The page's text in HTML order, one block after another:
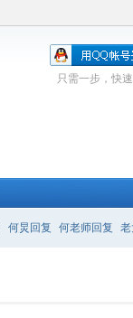
只需一步，快
何炅回复 何老师回复